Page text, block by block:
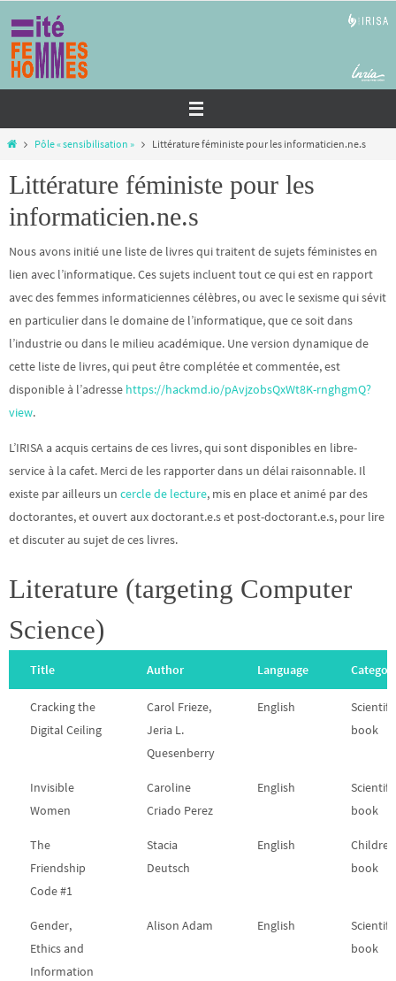
vers
contenu
HomePôle « sensibilisation » Littérature féministe pour les informaticien.ne.s
Littérature féministe pour les
informaticien.ne.s
Nous avons initié une liste de livres qui traitent de sujets féministes en
lien avec l’informatique. Ces sujets incluent tout ce qui est en rapport
avec des femmes informaticiennes célèbres, ou avec le sexisme qui sévit
en particulier dans le domaine de l’informatique, que ce soit dans
l’industrie ou dans le milieu académique. Une version dynamique de
cette liste de livres, qui peut être complétée et commentée, est
disponible à l’adresse https://hackmd.io/pAvjzobsQxWt8K-rnghgmQ?
view.
L’IRISA a acquis certains de ces livres, qui sont disponibles en libre-
service à la cafet. Merci de les rapporter dans un délai raisonnable. Il
existe par ailleurs un cercle de lecture, mis en place et animé par des
doctorantes, et ouvert aux doctorant.e.s et post-doctorant.e.s, pour lire
et discuter au sujet de ces livres.
Literature (targeting Computer
Science)
Title Author Language
Cracking the
Digital Ceiling
Carol Frieze,
Jeria L.
Quesenberry
English
Scientific
book
Invisible
Women
Caroline
Criado Perez
English
Scientific
book
The
Friendship
Code #1
Stacia
Deutsch
English
Children
book
Gender,
Ethics and
Information
Alison Adam English
Scientific
book